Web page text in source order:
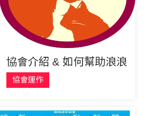
協會介紹 & 如何幫助浪浪
協會運作